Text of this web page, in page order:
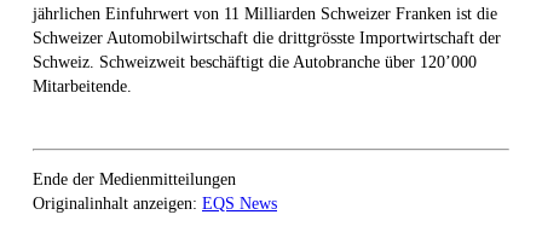
jährlichen Einfuhrwert von 11 Milliarden Schweizer Franken ist die
Schweizer Automobilwirtschaft die drittgrösste Importwirtschaft der
Schweiz. Schweizweit beschäftigt die Autobranche über 120’000
Mitarbeitende.
Ende der Medienmitteilungen
Originalinhalt anzeigen: EQS News